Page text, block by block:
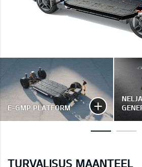
E-GMP PLATFORM
TURVALISUS MAANTEEL